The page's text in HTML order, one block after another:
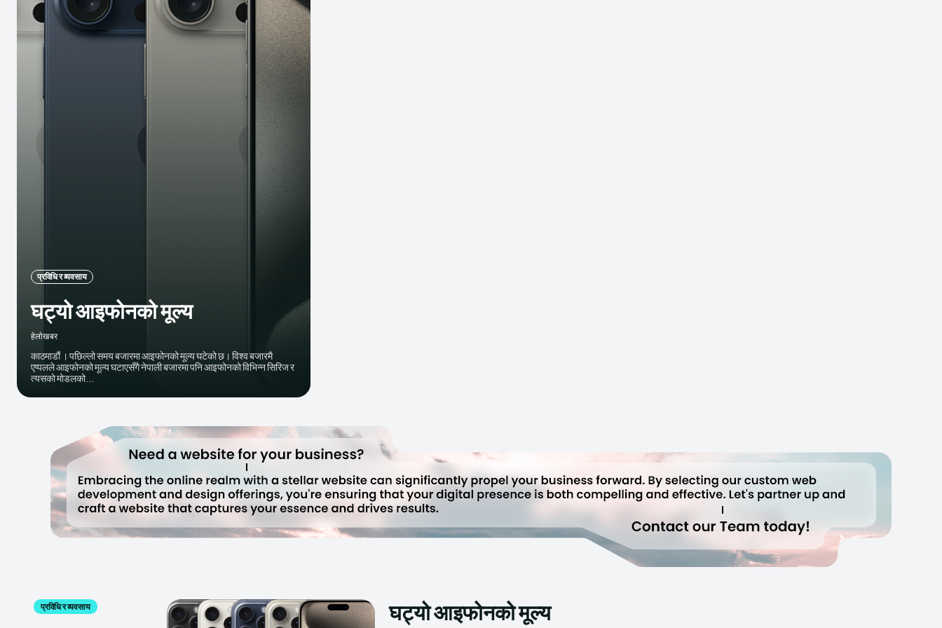
प्रविधि र व्यवसाय
घट्यो आइफोनको मूल्य
हेलाेखबर
काठमाडौं । पछिल्लो समय बजारमा आइफोनको मूल्य घटेको छ। विश्व बजारमै
एप्पलले आइफोनको मूल्य घटाएसँगै नेपाली बजारमा पनि आइफोनको विभिन्न सिरिज र
त्यसको मोडलको...
प्रविधि र व्यवसाय घट्यो आइफोनको मूल्य